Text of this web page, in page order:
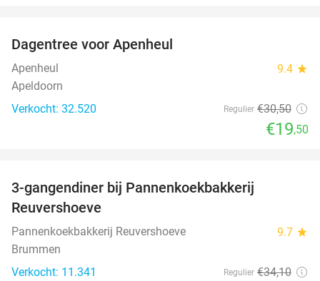
Dagentree voor Apenheul
Apenheul 9.4 star
Apeldoorn
Verkocht: 32.520
Regulier €30,50
€19,50
3-gangendiner bij Pannenkoekbakkerij
Reuvershoeve
Pannenkoekbakkerij Reuvershoeve 9.7 star
Brummen
Verkocht: 11.341
Regulier €34,10